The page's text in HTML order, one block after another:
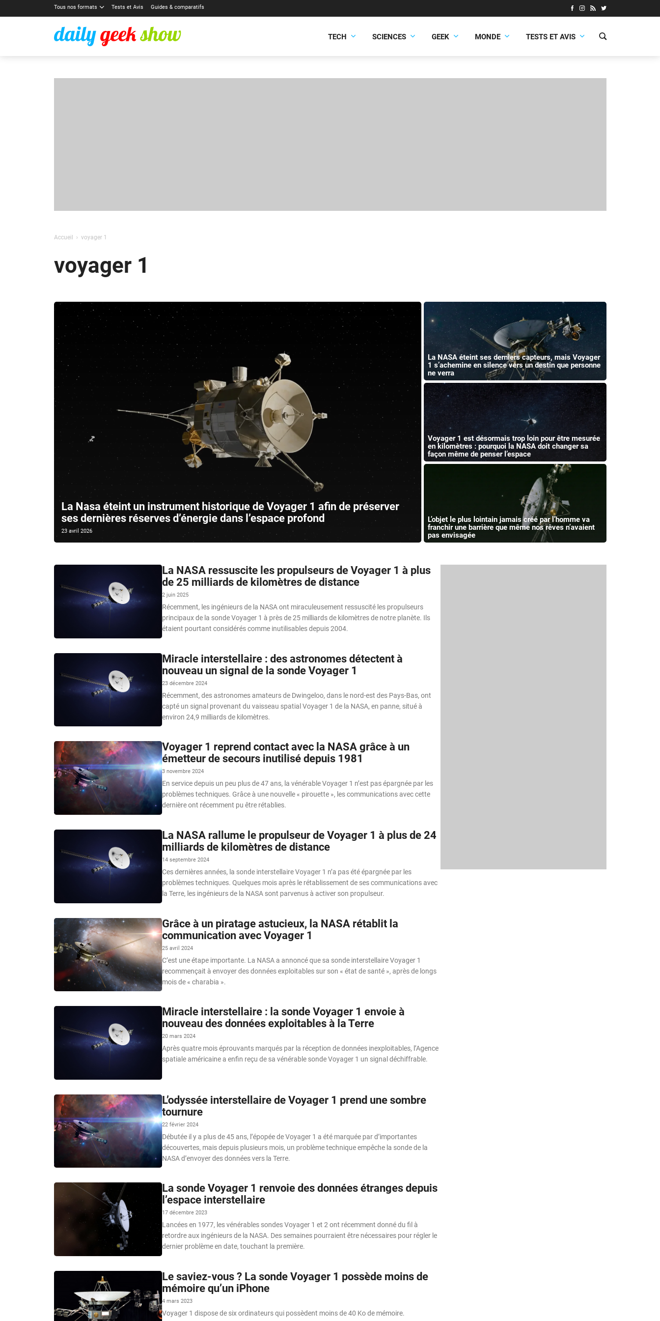
Tous nos formats Tests et Avis Guides & comparatifs
TECH SCIENCES GEEK MONDE TESTS ET AVIS
Accueil voyager 1
voyager 1
La Nasa éteint un instrument historique de Voyager 1 afin de préserver
ses dernières réserves d’énergie dans l’espace profond
23 avril 2026
La NASA éteint ses derniers capteurs, mais Voyager
1 s’achemine en silence vers un destin que personne
ne verra
Voyager 1 est désormais trop loin pour être mesurée
en kilomètres : pourquoi la NASA doit changer sa
façon même de penser l’espace
L’objet le plus lointain jamais créé par l’homme va
franchir une barrière que même nos rêves n’avaient
pas envisagée
La NASA ressuscite les propulseurs de Voyager 1 à plus
de 25 milliards de kilomètres de distance
2 juin 2025
Récemment, les ingénieurs de la NASA ont miraculeusement ressuscité les propulseurs
principaux de la sonde Voyager 1 à près de 25 milliards de kilomètres de notre planète. Ils
étaient pourtant considérés comme inutilisables depuis 2004.
Miracle interstellaire : des astronomes détectent à
nouveau un signal de la sonde Voyager 1
23 décembre 2024
Récemment, des astronomes amateurs de Dwingeloo, dans le nord-est des Pays-Bas, ont
capté un signal provenant du vaisseau spatial Voyager 1 de la NASA, en panne, situé à
environ 24,9 milliards de kilomètres.
Voyager 1 reprend contact avec la NASA grâce à un
émetteur de secours inutilisé depuis 1981
3 novembre 2024
En service depuis un peu plus de 47 ans, la vénérable Voyager 1 n’est pas épargnée par les
problèmes techniques. Grâce à une nouvelle « pirouette », les communications avec cette
dernière ont récemment pu être rétablies.
La NASA rallume le propulseur de Voyager 1 à plus de 24
milliards de kilomètres de distance
14 septembre 2024
Ces dernières années, la sonde interstellaire Voyager 1 n’a pas été épargnée par les
problèmes techniques. Quelques mois après le rétablissement de ses communications avec
la Terre, les ingénieurs de la NASA sont parvenus à activer son propulseur.
Grâce à un piratage astucieux, la NASA rétablit la
communication avec Voyager 1
25 avril 2024
C’est une étape importante. La NASA a annoncé que sa sonde interstellaire Voyager 1
recommençait à envoyer des données exploitables sur son « état de santé », après de longs
mois de « charabia ».
Miracle interstellaire : la sonde Voyager 1 envoie à
nouveau des données exploitables à la Terre
20 mars 2024
Après quatre mois éprouvants marqués par la réception de données inexploitables, l’Agence
spatiale américaine a enfin reçu de sa vénérable sonde Voyager 1 un signal déchiffrable.
L’odyssée interstellaire de Voyager 1 prend une sombre
tournure
22 février 2024
Débutée il y a plus de 45 ans, l’épopée de Voyager 1 a été marquée par d’importantes
découvertes, mais depuis plusieurs mois, un problème technique empêche la sonde de la
NASA d’envoyer des données vers la Terre.
La sonde Voyager 1 renvoie des données étranges depuis
l’espace interstellaire
17 décembre 2023
Lancées en 1977, les vénérables sondes Voyager 1 et 2 ont récemment donné du fil à
retordre aux ingénieurs de la NASA. Des semaines pourraient être nécessaires pour régler le
dernier problème en date, touchant la première.
Le saviez-vous ? La sonde Voyager 1 possède moins de
mémoire qu’un iPhone
4 mars 2023
Voyager 1 dispose de six ordinateurs qui possèdent moins de 40 Ko de mémoire.